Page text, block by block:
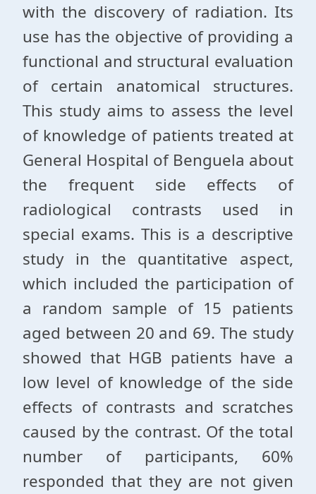
with the discovery of radiation. Its
use has the objective of providing a
functional and structural evaluation
of certain anatomical structures.
This study aims to assess the level
of knowledge of patients treated at
General Hospital of Benguela about
the frequent side effects of
radiological contrasts used in
special exams. This is a descriptive
study in the quantitative aspect,
which included the participation of
a random sample of 15 patients
aged between 20 and 69. The study
showed that HGB patients have a
low level of knowledge of the side
effects of contrasts and scratches
caused by the contrast. Of the total
number of participants, 60%
responded that they are not given